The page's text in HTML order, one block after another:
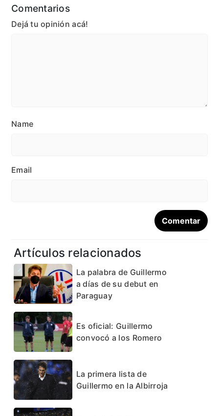
Comentarios
Dejá tu opinión acá!
Name
Email
Artículos relacionados
La palabra de Guillermo
a días de su debut en
Paraguay
Es oficial: Guillermo
convocó a los Romero
La primera lista de
Guillermo en la Albirroja